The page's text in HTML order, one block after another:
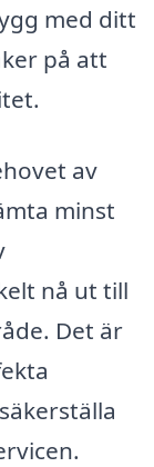
med ditt
på att
av
minst
nå ut till
Det är